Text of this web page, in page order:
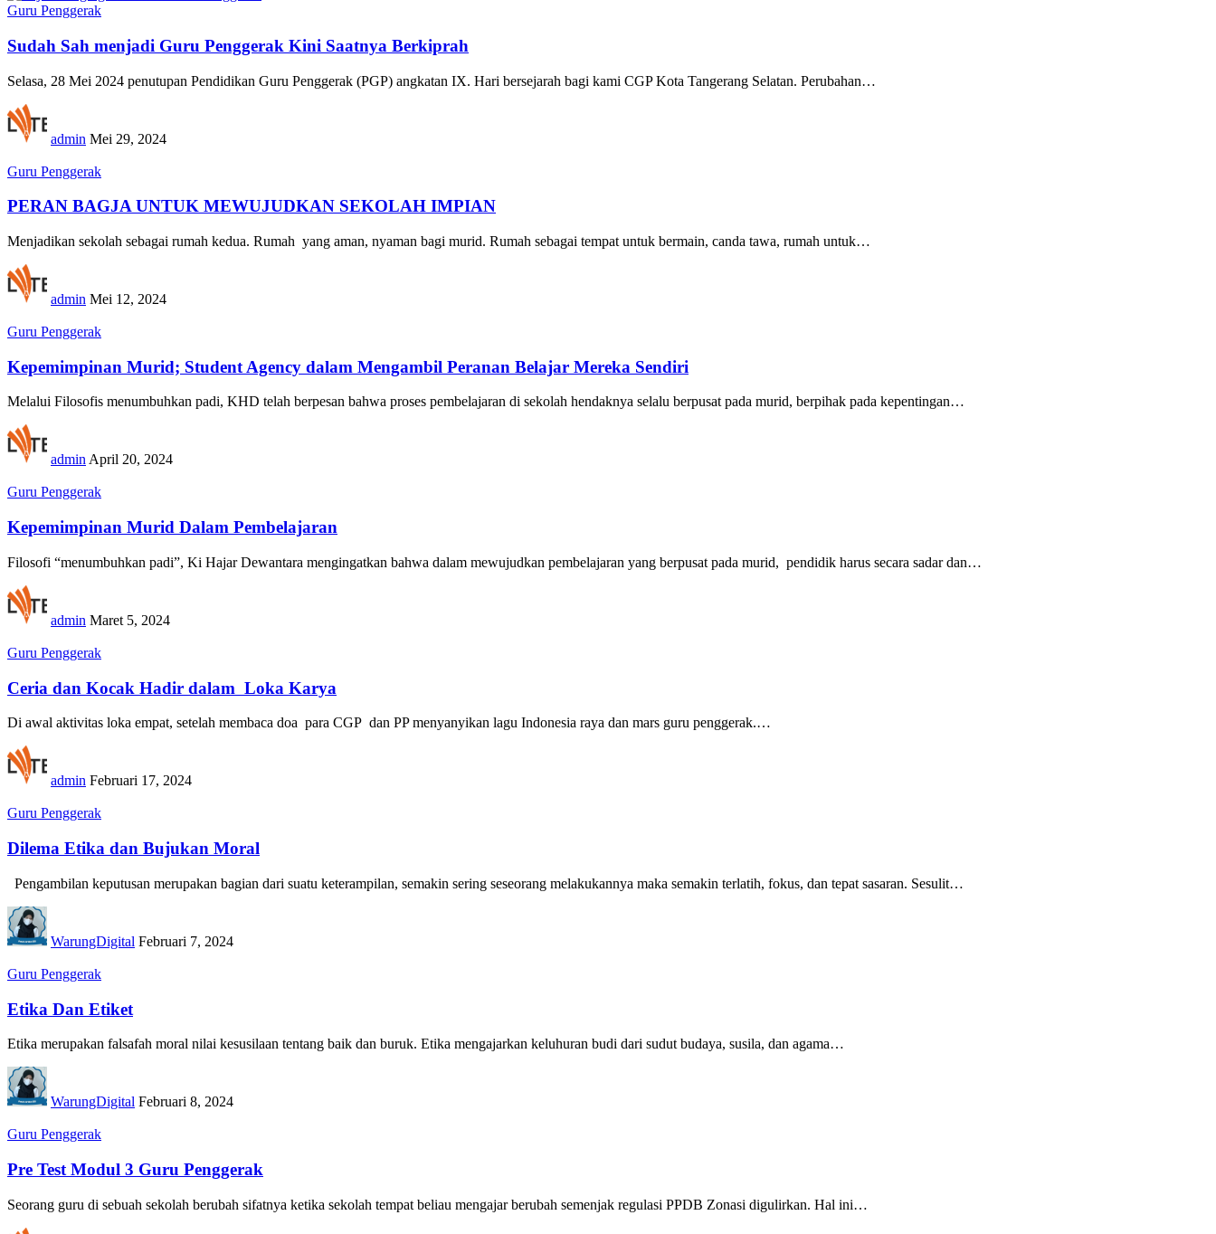
Guru Penggerak
Sudah Sah menjadi Guru Penggerak Kini Saatnya Berkiprah
Selasa, 28 Mei 2024 penutupan Pendidikan Guru Penggerak (PGP) angkatan IX. Hari bersejarah bagi kami CGP Kota Tangerang Selatan. Perubahan…
admin Mei 29, 2024
Guru Penggerak
PERAN BAGJA UNTUK MEWUJUDKAN SEKOLAH IMPIAN
Menjadikan sekolah sebagai rumah kedua. Rumah yang aman, nyaman bagi murid. Rumah sebagai tempat untuk bermain, canda tawa, rumah untuk…
admin Mei 12, 2024
Guru Penggerak
Kepemimpinan Murid; Student Agency dalam Mengambil Peranan Belajar Mereka Sendiri
Melalui Filosofis menumbuhkan padi, KHD telah berpesan bahwa proses pembelajaran di sekolah hendaknya selalu berpusat pada murid, berpihak pada kepentingan…
adminApril 20, 2024
Guru Penggerak
Kepemimpinan Murid Dalam Pembelajaran
Filosofi “menumbuhkan padi”, Ki Hajar Dewantara mengingatkan bahwa dalam mewujudkan pembelajaran yang berpusat pada murid, pendidik harus secara sadar dan…
admin Maret 5, 2024
Guru Penggerak
Ceria dan Kocak Hadir dalam Loka Karya
Di awal aktivitas loka empat, setelah membaca doa para CGP dan PP menyanyikan lagu Indonesia raya dan mars guru penggerak.…
admin Februari 17, 2024
Guru Penggerak
Dilema Etika dan Bujukan Moral
Pengambilan keputusan merupakan bagian dari suatu keterampilan, semakin sering seseorang melakukannya maka semakin terlatih, fokus, dan tepat sasaran. Sesulit…
WarungDigital Februari 7, 2024
Guru Penggerak
Etika Dan Etiket
Etika merupakan falsafah moral nilai kesusilaan tentang baik dan buruk. Etika mengajarkan keluhuran budi dari sudut budaya, susila, dan agama…
WarungDigital Februari 8, 2024
Guru Penggerak
Pre Test Modul 3 Guru Penggerak
Seorang guru di sebuah sekolah berubah sifatnya ketika sekolah tempat beliau mengajar berubah semenjak regulasi PPDB Zonasi digulirkan. Hal ini…